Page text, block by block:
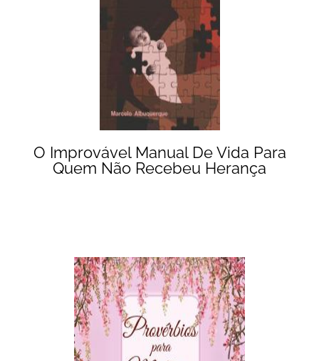
O Improvável Manual De Vida Para
Quem Não Recebeu Herança